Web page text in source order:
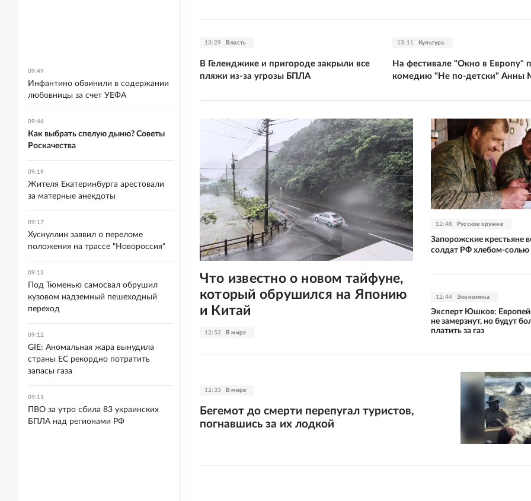
13:29 Власть
В Геленджике и пригороде закрыли все
пляжи из-за угрозы БПЛА
13:11 Культура
На фестивале "Окно в Европу"
комедию "Не по-детски" Анны
12:52 В мире
Что известно о новом тайфуне,
который обрушился на Японию
и Китай
12:48 Русское оружие
Запорожские крестьяне
солдат РФ хлебом-солью
12:44 Экономика
Эксперт Юшков:
не замерзнут, но будут
платить за газ
12:33 В мире
Бегемот до смерти перепугал туристов,
погнавшись за их лодкой
09:49
Инфантино обвинили в содержании
любовницы за счет УЕФА
09:46
Как выбрать спелую дыню? Советы
Роскачества
09:19
Жителя Екатеринбурга арестовали
за матерные анекдоты
09:17
Хуснуллин заявил о переломе
положения на трассе "Новороссия"
09:13
Под Тюменью самосвал обрушил
кузовом надземный пешеходный
переход
09:12
GIE: Аномальная жара вынудила
страны ЕС рекордно потратить
запасы газа
09:11
ПВО за утро сбила 83 украинских
БПЛА над регионами РФ